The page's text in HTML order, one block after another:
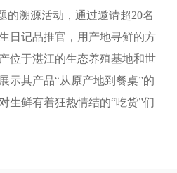
的溯源活动，通过邀请超20名
日记品推官，用产地寻鲜的方
位于湛江的生态养殖基地和世
示其产品“从原产地到餐桌”的
生鲜有着狂热情结的“吃货”们